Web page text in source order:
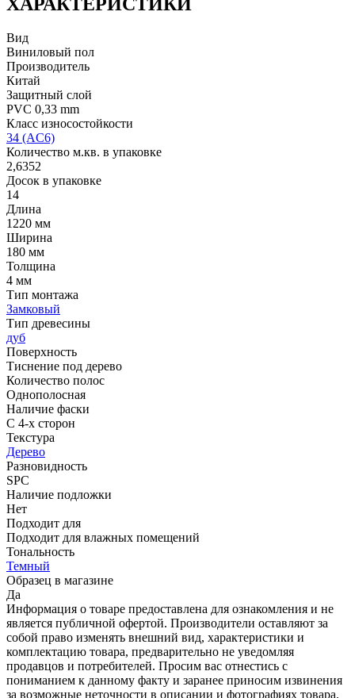
ХАРАКТЕРИСТИКИ
Вид
Виниловый пол
Производитель
Китай
Защитный слой
PVC 0,33 mm
Класс износостойкости
34 (AC6)
Количество м.кв. в упаковке
2,6352
Досок в упаковке
14
Длина
1220 мм
Ширина
180 мм
Толщина
4 мм
Тип монтажа
Замковый
Тип древесины
дуб
Поверхность
Тиснение под дерево
Количество полос
Однополосная
Наличие фаски
С 4-х сторон
Текстура
Дерево
Разновидность
SPC
Наличие подложки
Нет
Подходит для
Подходит для влажных помещений
Тональность
Темный
Образец в магазине
Да
Информация о товаре предоставлена для ознакомления и не
является публичной офертой. Производители оставляют за
собой право изменять внешний вид, характеристики и
комплектацию товара, предварительно не уведомляя
продавцов и потребителей. Просим вас отнестись с
пониманием к данному факту и заранее приносим извинения
за возможные неточности в описании и фотографиях товара.